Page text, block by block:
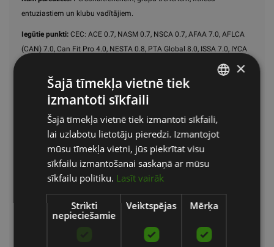
entuziastiem un klubu vadītājiem.
Iegūtie punkti: CEC: ACE 0.7, NASM 0.7, NSCA 0.7, AFAA 7.0, AFLCA
(CAN) 7.0, Can Fit Pro 4.0, NESTA 0.8, PTA Global 8.0, ISSA 7.0, IYCA
3.5, BCRPA 7.0, Fitness Australia 7.0, PA Australia 2.0, SkillsActive
REPS 8.0, un REPS 9.0
TRX FTC – Funkcionālais treniņš
Šajā kursā jūs apgūsiet, kā integrēt TRX treniņu un citus rīkus,
piemēram, svaru bumbas, virves un pretestības gumijas, grupu
nodarbībās vai individuālajos treniņos.
Galvenās priekšrocības:
ENGLISH
RUSSIAN
×
Šajā tīmekļa vietnē tiek
izmantoti sīkfaili
Šajā tīmekļa vietnē tiek izmantoti sīkfaili,
lai uzlabotu lietotāju pieredzi. Izmantojot
mūsu tīmekļa vietni, jūs piekrītat visu
sīkfailu izmantošanai saskaņā ar mūsu
sīkfailu politiku. Lasīt vairāk
Strikti
nepieciešamie
Veiktspējas Mērķa